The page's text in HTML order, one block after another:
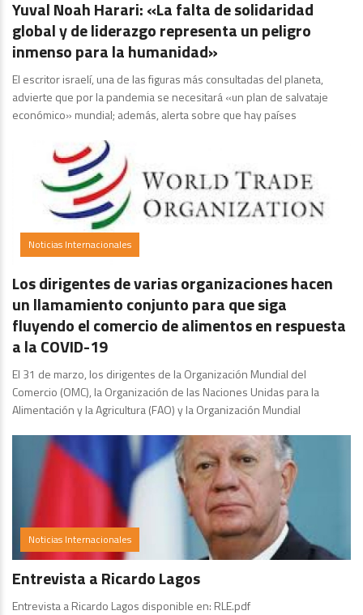
Yuval Noah Harari: «La falta de solidaridad
global y de liderazgo representa un peligro
inmenso para la humanidad»
El escritor israelí, una de las figuras más consultadas del planeta,
advierte que por la pandemia se necesitará «un plan de salvataje
económico» mundial; además, alerta sobre que hay países
Noticias Internacionales
Los dirigentes de varias organizaciones hacen
un llamamiento conjunto para que siga
fluyendo el comercio de alimentos en respuesta
a la COVID-19
El 31 de marzo, los dirigentes de la Organización Mundial del
Comercio (OMC), la Organización de las Naciones Unidas para la
Alimentación y la Agricultura (FAO) y la Organización Mundial
Noticias Internacionales
Entrevista a Ricardo Lagos
Entrevista a Ricardo Lagos disponible en: RLE.pdf